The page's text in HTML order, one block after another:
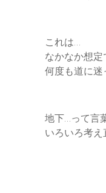
これは…
なかなか想定
何度も道に迷
地下…って言
いろいろ考え